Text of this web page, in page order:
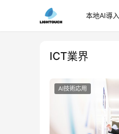
本地AI導入
ICT業界
AI技術応用